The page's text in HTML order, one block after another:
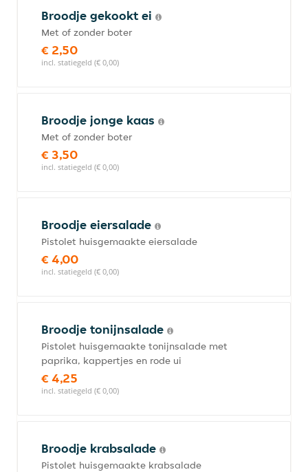
Broodje gekookt ei
Met of zonder boter
€ 2,50
incl. statiegeld (€ 0,00)
Broodje jonge kaas
Met of zonder boter
€ 3,50
incl. statiegeld (€ 0,00)
Broodje eiersalade
Pistolet huisgemaakte eiersalade
€ 4,00
incl. statiegeld (€ 0,00)
Broodje tonijnsalade
Pistolet huisgemaakte tonijnsalade met
paprika, kappertjes en rode ui
€ 4,25
incl. statiegeld (€ 0,00)
Broodje krabsalade
Pistolet huisgemaakte krabsalade